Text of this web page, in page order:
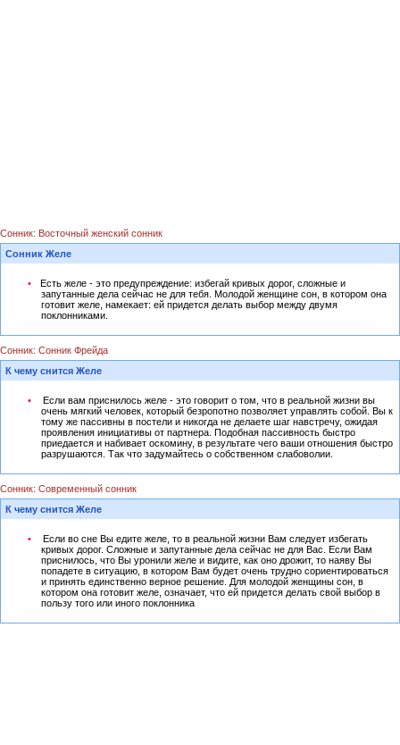
Сонник: Восточный женский сонник
Сонник Желе
Есть желе - это предупреждение: избегай кривых дорог, сложные и
запутанные дела сейчас не для тебя. Молодой женщине сон, в котором она
готовит желе, намекает: ей придется делать выбор между двумя
поклонниками.
Сонник: Сонник Фрейда
К чему снится Желе
Если вам приснилось желе - это говорит о том, что в реальной жизни вы
очень мягкий человек, который безропотно позволяет управлять собой. Вы к
тому же пассивны в постели и никогда не делаете шаг навстречу, ожидая
проявления инициативы от партнера. Подобная пассивность быстро
приедается и набивает оскомину, в результате чего ваши отношения быстро
разрушаются. Так что задумайтесь о собственном слабоволии.
Сонник: Современный сонник
К чему снится Желе
Если во сне Вы едите желе, то в реальной жизни Вам следует избегать
кривых дорог. Сложные и запутанные дела сейчас не для Вас. Если Вам
приснилось, что Вы уронили желе и видите, как оно дрожит, то наяву Вы
попадете в ситуацию, в котором Вам будет очень трудно сориентироваться
и принять единственно верное решение. Для молодой женщины сон, в
котором она готовит желе, означает, что ей придется делать свой выбор в
пользу того или иного поклонника